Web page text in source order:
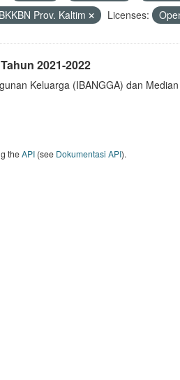
Prov. Kaltim Licenses:
2021-2022
Keluarga (IBANGGA) dan
theAPI(see Dokumentasi API).